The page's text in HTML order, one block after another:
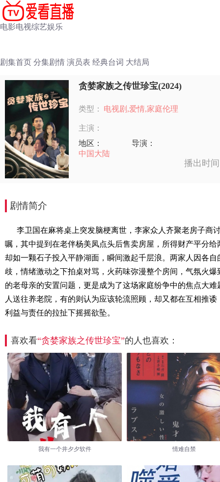
电影电视综艺娱乐
剧集首页 分集剧情 演员表 经典台词 大结局
贪婪家族之传世珍宝(2024)
类型： 电视剧,爱情,家庭伦理
主演：
地区：
中国大陆
导演：
播出时
剧情简介
李卫国在麻将桌上突发脑梗离世，李家众人齐聚老房子商
嘱，其中提到在老伴杨美凤点头后售卖房屋，所得财产平分
却如一颗石子投入平静湖面，瞬间激起千层浪。两家人因各
歧，情绪激动之下拍桌对骂，火药味弥漫整个房间，气氛火
的老母亲的安置问题，更是成为了这场家庭纷争中的焦点大
人送往养老院，有的则认为应该轮流照顾，却又都在互相推
利益与责任的拉扯下摇摇欲坠。
喜欢看“贪婪家族之传世珍宝”的人也喜欢：
我有一个井夕夕软件 情难自禁